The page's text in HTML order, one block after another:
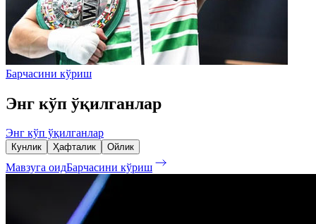
Барчасини кўриш
Энг кўп ўқилганлар
Энг кўп ўқилганлар
Кунлик Ҳафталик Ойлик
Мавзуга оидБарчасини кўриш